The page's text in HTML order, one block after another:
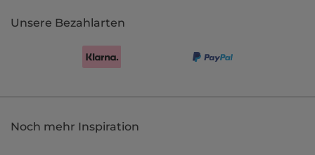
Unsere Bezahlarten
Noch mehr Inspiration